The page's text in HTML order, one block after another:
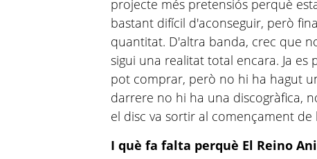
projecte més pretensiós perquè
bastant difícil d'aconseguir, però
quantitat. D'altra banda, crec que
sigui una realitat total encara. Ja es
pot comprar, però no hi ha hagut
darrere no hi ha una discogràfica,
el disc va sortir al començament de
I què fa falta perquè El Reino